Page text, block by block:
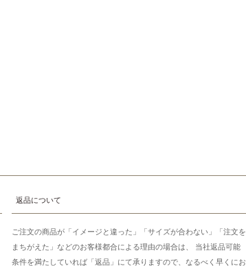
返品について
ご注文の商品が「イメージと違った」「サイズが合わない」「注文を
まちがえた」などのお客様都合による理由の場合は、 当社返品可能
条件を満たしていれば「返品」にて承りますので、なるべく早くにお